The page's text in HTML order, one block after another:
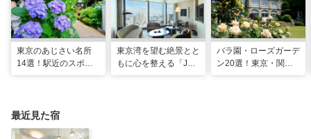
東京のあじさい名所
14選！駅近のスポッ
東京湾を望む絶景とと
もに心を整える「JW
バラ園・ローズガーデ
ン20選！東京・関東
最近見た宿